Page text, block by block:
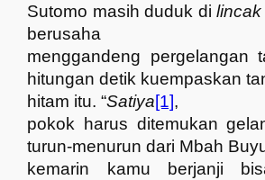
Sutomo masih duduk di lincak
berusaha
menggandeng pergelangan
hitungan detik kuempaskan
hitam itu. “Satiya[1],
pokok harus ditemukan
turun-menurun dari Mbah
kemarin kamu berjanji